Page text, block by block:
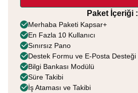
Paket İçeriği :
Merhaba Paketi Kapsar+
En Fazla 10 Kullanıcı
Sınırsız Pano
Destek Formu ve E-Posta Desteği
Bilgi Bankası Modülü
Süre Takibi
İş Ataması ve Takibi